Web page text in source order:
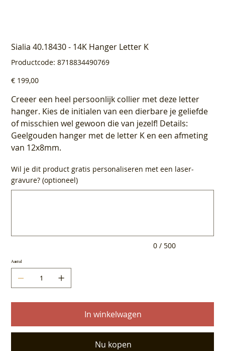
Sialia 40.18430 - 14K Hanger Letter K
Productcode: Productcode
8718834490769
8718834490769
Prijs
€ 199,00
Creeer een heel persoonlijk collier met deze letter
hanger. Kies de initialen van een dierbare je geliefde
of misschien wel gewoon die van jezelf! Details:
Geelgouden hanger met de letter K en een afmeting
van 12x8mm.
Wil je dit product gratis personaliseren met een laser-
gravure? (optioneel)
0 / 500
Aantal
In winkelwagen
Nu kopen